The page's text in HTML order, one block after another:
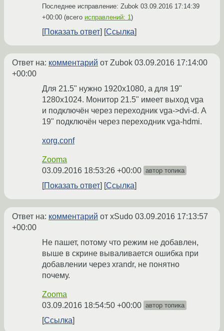
Последнее исправление: Zubok 03.09.2016 17:14:39
+00:00 (всего исправлений: 1)
Показать ответ Ссылка
Ответ на: комментарий от Zubok 03.09.2016 17:14:00
+00:00
Для 21.5" нужно 1920х1080, а для 19"
1280х1024. Монитор 21.5" имеет выход vga
и подключён через переходник vga->dvi-d. А
19" подключён через переходник vga-hdmi.
xorg.conf
Zooma
03.09.2016 18:53:26 +00:00 автор топика
Показать ответ Ссылка
Ответ на: комментарий от xSudo 03.09.2016 17:13:57
+00:00
Не пашет, потому что режим не добавлен,
выше в скрине вываливается ошибка при
добавлении через xrandr, не понятно
почему.
Zooma
03.09.2016 18:54:50 +00:00 автор топика
Ссылка